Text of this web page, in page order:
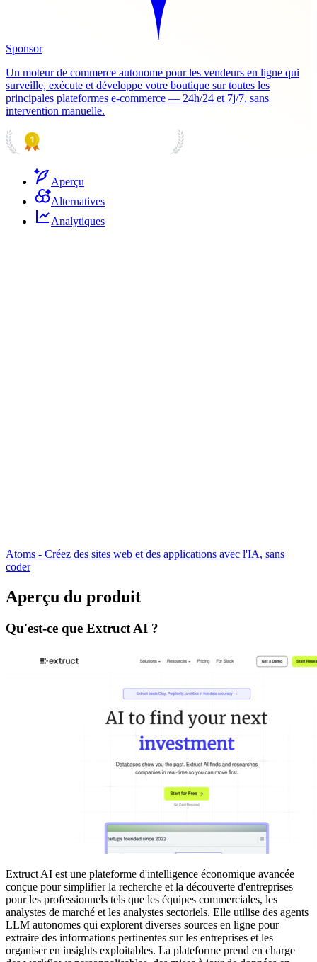
Sponsor
Un moteur de commerce autonome pour les vendeurs en ligne qui
surveille, exécute et développe votre boutique sur toutes les
principales plateformes e-commerce — 24h/24 et 7j/7, sans
intervention manuelle.
Aperçu
Alternatives
Analytiques
Atoms - Créez des sites web et des applications avec l'IA, sans
coder
Aperçu du produit
Qu'est-ce que Extruct AI ?
Extruct AI est une plateforme d'intelligence économique avancée
conçue pour simplifier la recherche et la découverte d'entreprises
pour les professionnels tels que les équipes commerciales, les
analystes de marché et les analystes sectoriels. Elle utilise des agents
LLM autonomes qui explorent diverses sources en ligne pour
extraire des informations pertinentes sur les entreprises et les
organiser en insights exploitables. La plateforme prend en charge